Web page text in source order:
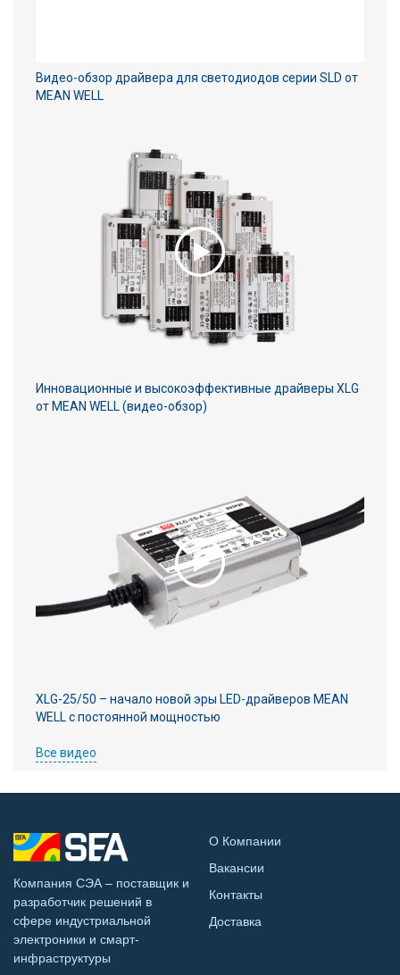
Видео-обзор драйвера для светодиодов серии SLD от
MEAN WELL
Инновационные и высокоэффективные драйверы XLG
от MEAN WELL (видео-обзор)
XLG-25/50 – начало новой эры LED-драйверов MEAN
WELL с постоянной мощностью
Все видео
Компания СЭА – поставщик и
разработчик решений в
сфере индустриальной
электроники и смарт-
инфраструктуры
О Компании
Вакансии
Контакты
Доставка